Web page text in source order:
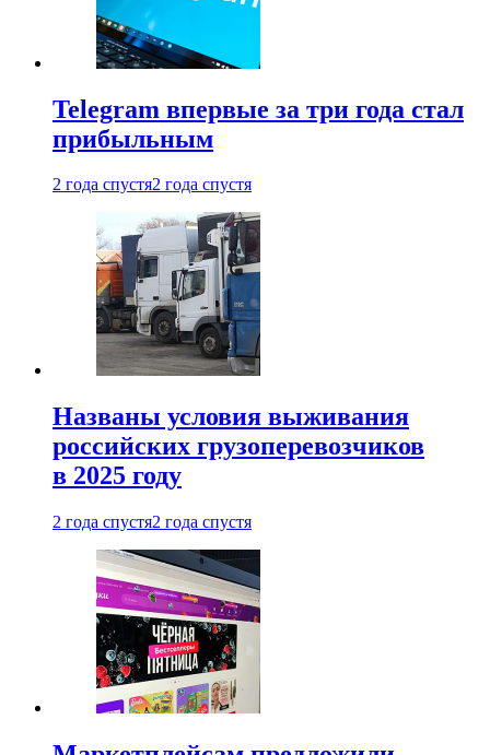
Telegram впервые за три года стал
прибыльным
2 года спустя2 года спустя
Названы условия выживания
российских грузоперевозчиков
в 2025 году
2 года спустя2 года спустя